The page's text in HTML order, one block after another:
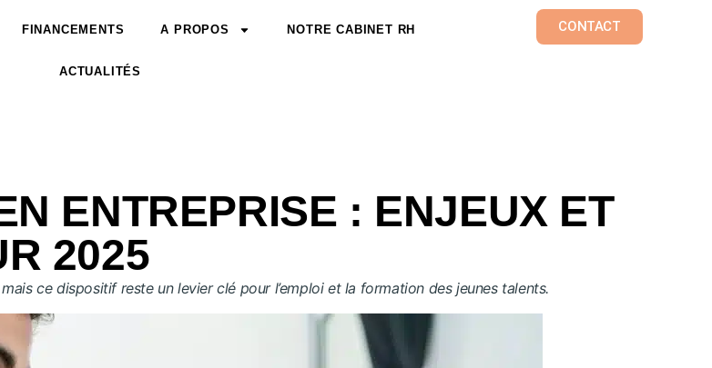
FINANCEMENTS A PROPOS NOTRE CABINET RH
ACTUALITÉS
CONTACT
ENTREPRISE : ENJEUX ET
2025
ce dispositif reste un levier clé pour l’emploi et la formation des jeunes talents.